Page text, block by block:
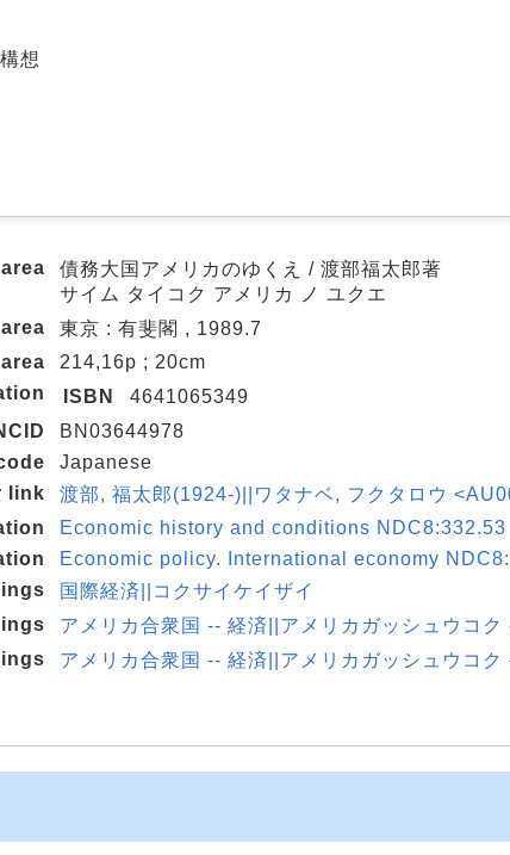
想
債務大国アメリカのゆくえ / 渡部福太郎著
サイム タイコク アメリカ ノ ユクエ
東京 : 有斐閣 , 1989.7
214,16p ; 20cm
ISBN
4641065349
BN03644978
Japanese
link
渡部, 福太郎(1924-)||ワタナベ, フクタロウ
Economic history and conditions NDC8:332.53
Economic policy. International economy
国際経済||コクサイケイザイ
アメリカ合衆国 -- 経済||アメリカガッシュウコク
アメリカ合衆国 -- 経済||アメリカガッシュウコク